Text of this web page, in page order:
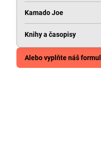
Kamado Joe
Knihy a časopisy
Alebo vyplňte náš